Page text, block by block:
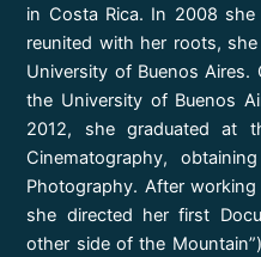
in Costa Rica. In 2008
reunited with her roots,
University of Buenos
the University of Buenos
2012, she graduated at
Cinematography,
Photography. After
she directed her first
other side of the